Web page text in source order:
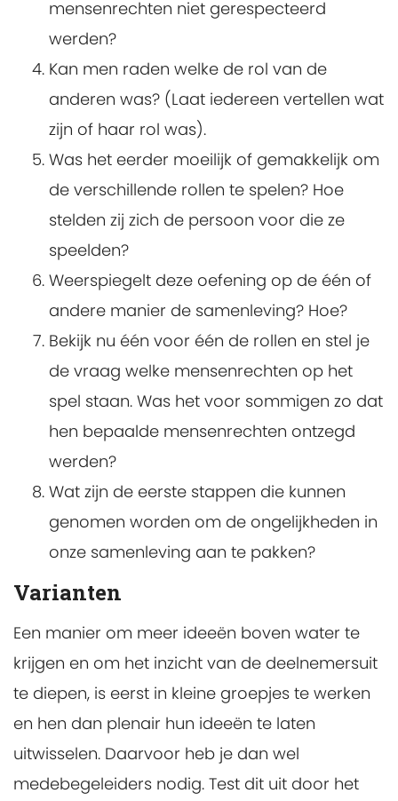
mensenrechten niet gerespecteerd
werden?
Kan men raden welke de rol van de
anderen was? (Laat iedereen vertellen wat
zijn of haar rol was).
Was het eerder moeilijk of gemakkelijk om
de verschillende rollen te spelen? Hoe
stelden zij zich de persoon voor die ze
speelden?
Weerspiegelt deze oefening op de één of
andere manier de samenleving? Hoe?
Bekijk nu één voor één de rollen en stel je
de vraag welke mensenrechten op het
spel staan. Was het voor sommigen zo dat
hen bepaalde mensenrechten ontzegd
werden?
Wat zijn de eerste stappen die kunnen
genomen worden om de ongelijkheden in
onze samenleving aan te pakken?
Varianten
Een manier om meer ideeën boven water te
krijgen en om het inzicht van de deelnemersuit
te diepen, is eerst in kleine groepjes te werken
en hen dan plenair hun ideeën te laten
uitwisselen. Daarvoor heb je dan wel
medebegeleiders nodig. Test dit uit door het